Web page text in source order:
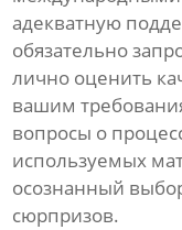
адекватную
обязательно
лично оценить
вашим
вопросы о
используемых
осознанный
сюрпризов.